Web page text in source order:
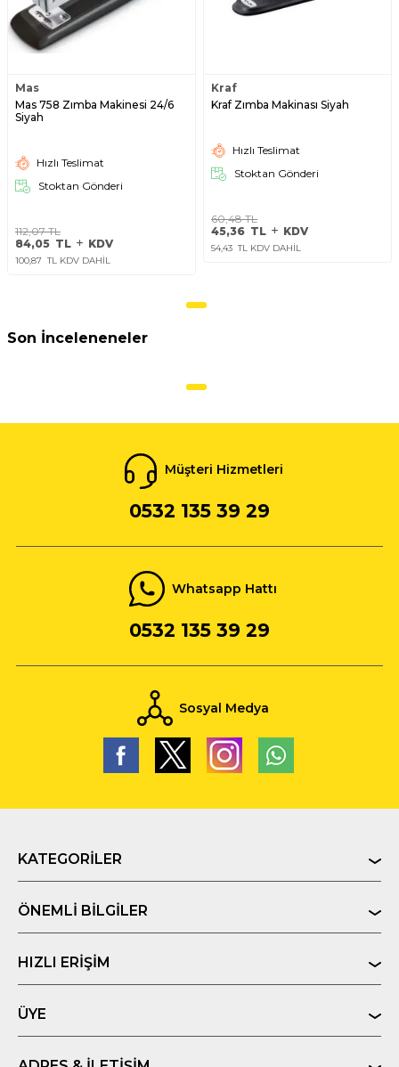
Mas
Mas 758 Zımba Makinesi 24/6
Siyah
Hızlı Teslimat
Stoktan Gönderi
112,07TL
84,05 TL KDV
100,87 TL KDV DAHİL
Kraf
Kraf Zımba Makinası Siyah
Hızlı Teslimat
Stoktan Gönderi
60,48TL
45,36 TL KDV
54,43 TL KDV DAHİL
Son İnceleneneler
Müşteri Hizmetleri
0532 135 39 29
Whatsapp Hattı
0532 135 39 29
Sosyal Medya
KATEGORILER
ÖNEMLI BILGILER
HIZLI ERIŞIM
ÜYE